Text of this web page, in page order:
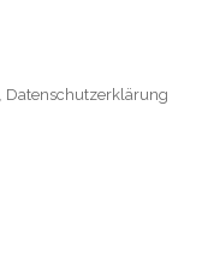
Datenschutzerklärung